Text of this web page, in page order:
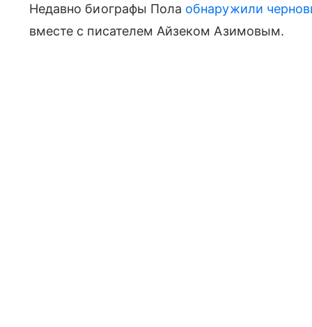
Недавно биографы Пола обнаружили
вместе с писателем Айзеком Азимовым.